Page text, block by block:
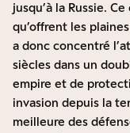
jusqu’à la Russie.
qu’offrent les
a donc concentré
siècles dans un
empire et de
invasion depuis la
meilleure des